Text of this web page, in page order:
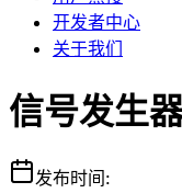
开发者中心
关于我们
信号发生
发布时间: